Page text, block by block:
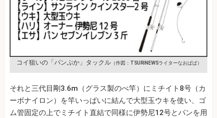
コイ狙いの「パンぷか」タックル （作図：TSURINEWSライターなおぱぱ）
それと三代目剛3.6m（グラス製のべ竿）にミチイト8号（カ
ーボナイロン）を竿いっぱいに結んで大型玉ウキを使い、ゴ
ム管固定の上でミチイト直結で同様に伊勢尼12号とパンを用